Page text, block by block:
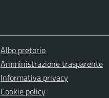
Albo pretorio
Amministrazione trasparente
Informativa privacy
Cookie policy